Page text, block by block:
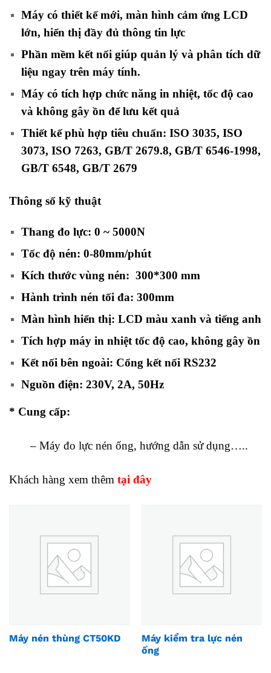
Máy có thiết kế mới, màn hình cảm ứng LCD
lớn, hiển thị đầy đủ thông tin lực
Phần mềm kết nối giúp quản lý và phân tích dữ
liệu ngay trên máy tính.
Máy có tích hợp chức năng in nhiệt, tốc độ cao
và không gây ồn để lưu kết quả
Thiết kế phù hợp tiêu chuẩn: ISO 3035, ISO
3073, ISO 7263, GB/T 2679.8, GB/T 6546-1998,
GB/T 6548, GB/T 2679
Thông số kỹ thuật
Thang đo lực: 0 ~ 5000N
Tốc độ nén: 0-80mm/phút
Kích thước vùng nén: 300*300 mm
Hành trình nén tối đa: 300mm
Màn hình hiển thị: LCD màu xanh và tiếng anh
Tích hợp máy in nhiệt tốc độ cao, không gây ồn
Kết nối bên ngoài: Cổng kết nối RS232
Nguồn điện: 230V, 2A, 50Hz
* Cung cấp:
– Máy đo lực nén ống, hướng dẫn sử dụng…..
Khách hàng xem thêm tại đây
Máy nén thùng CT50KD
Máy kiểm tra lực nén
ống